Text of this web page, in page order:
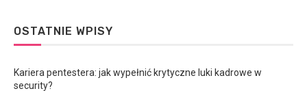
OSTATNIE WPISY
Kariera pentestera: jak wypełnić krytyczne luki kadrowe w
security?